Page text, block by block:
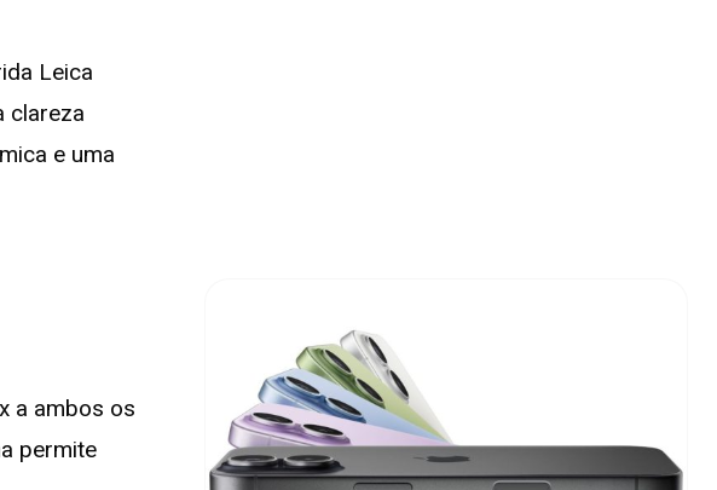
Leica
clareza
e uma
a ambos os
permite